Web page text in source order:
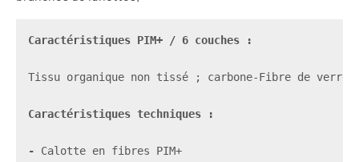
Caractéristiques PIM+ / 6 couches :
Tissu organique non tissé ; carbone-Fibre de
Caractéristiques techniques :
- Calotte en fibres PIM+